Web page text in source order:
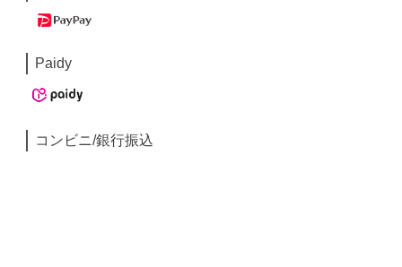
Paidy
コンビニ/銀行振込